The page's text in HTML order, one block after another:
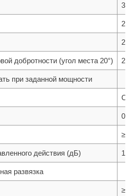
36K
29K
24K
добротности (угол места 20°)
при заданной мощности
≥85
действия (дБ) 1.5
развязка
≥35